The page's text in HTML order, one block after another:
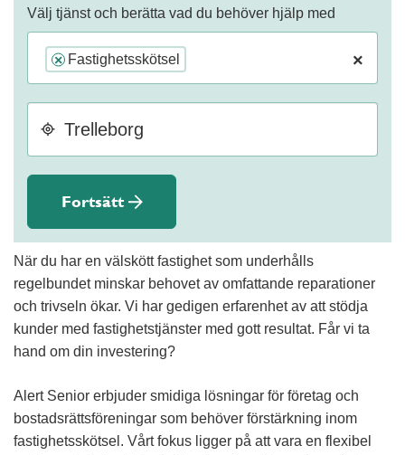
Välj tjänst och berätta vad du behöver hjälp med
×
× Fastighetsskötsel
Fortsätt
När du har en välskött fastighet som underhålls
regelbundet minskar behovet av omfattande reparationer
och trivseln ökar. Vi har gedigen erfarenhet av att stödja
kunder med fastighetstjänster med gott resultat. Får vi ta
hand om din investering?
Alert Senior erbjuder smidiga lösningar för företag och
bostadsrättsföreningar som behöver förstärkning inom
fastighetsskötsel. Vårt fokus ligger på att vara en flexibel